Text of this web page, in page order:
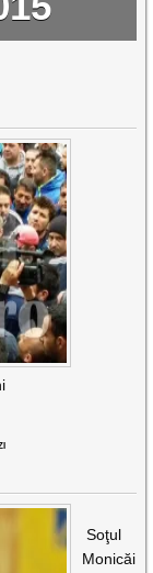
Soţul
Monicăi